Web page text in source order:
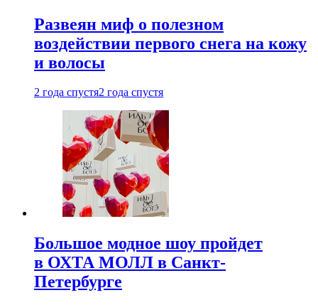
Развеян миф о полезном
воздействии первого снега на кожу
и волосы
2 года спустя2 года спустя
Большое модное шоу пройдет
в ОХТА МОЛЛ в Санкт-
Петербурге